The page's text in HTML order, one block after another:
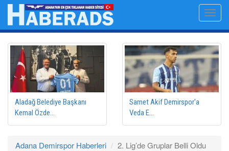
Ana
içeriğe
atla
Aladağ Belediye Başkanı
Kemal Özde...
Samet Akif Demirspor'a
Veda E...
Adana Demirspor Haberleri 2. Lig’de Gruplar Belli Oldu